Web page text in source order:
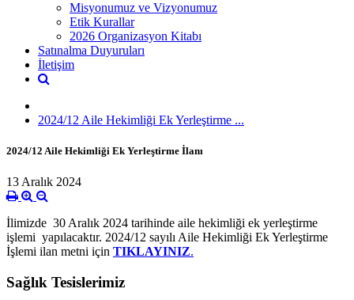
Misyonumuz ve Vizyonumuz
Etik Kurallar
2026 Organizasyon Kitabı
Satınalma Duyuruları
İletişim
2024/12 Aile Hekimliği Ek Yerleştirme ...
2024/12 Aile Hekimliği Ek Yerleştirme İlanı
13 Aralık 2024
İlimizde 30 Aralık 2024 tarihinde aile hekimliği ek yerleştirme
işlemi yapılacaktır. 2024/12 sayılı Aile Hekimliği Ek Yerleştirme
İşlemi ilan metni için TIKLAYINIZ.
Sağlık Tesislerimiz